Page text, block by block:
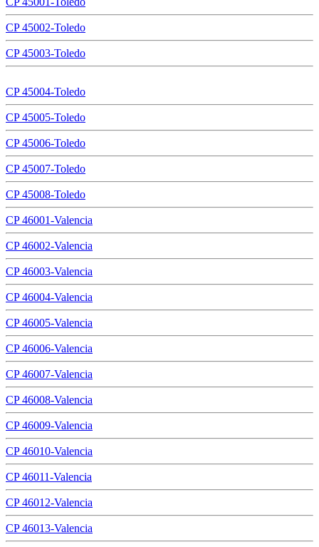
CP 45002-Toledo
CP 45003-Toledo
CP 45004-Toledo
CP 45005-Toledo
CP 45006-Toledo
CP 45007-Toledo
CP 45008-Toledo
CP 46001-Valencia
CP 46002-Valencia
CP 46003-Valencia
CP 46004-Valencia
CP 46005-Valencia
CP 46006-Valencia
CP 46007-Valencia
CP 46008-Valencia
CP 46009-Valencia
CP 46010-Valencia
CP 46011-Valencia
CP 46012-Valencia
CP 46013-Valencia